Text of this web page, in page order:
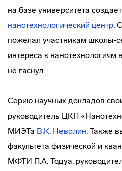
на базе университета
нанотехнологический центр.
пожелал участникам школы-
интереса к нанотехнологиям
не гаснул.
Серию научных докладов
руководитель ЦКП
МИЭТа В.К. Неволин. Также
факультета физической и
МФТИ П.А. Тодуа,